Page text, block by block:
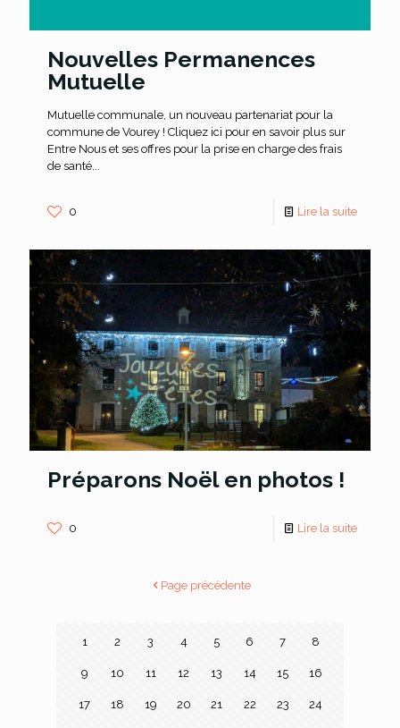
Nouvelles Permanences
Mutuelle
Mutuelle communale, un nouveau partenariat pour la
commune de Vourey ! Cliquez ici pour en savoir plus sur
Entre Nous et ses offres pour la prise en charge des frais
de santé...
0 Lire la suite
Préparons Noël en photos !
0 Lire la suite
Page précédente
1 2 3 4 5 6 7 8
9 10 11 12 13 14 15 16
17 18 19 20 21 22 23 24